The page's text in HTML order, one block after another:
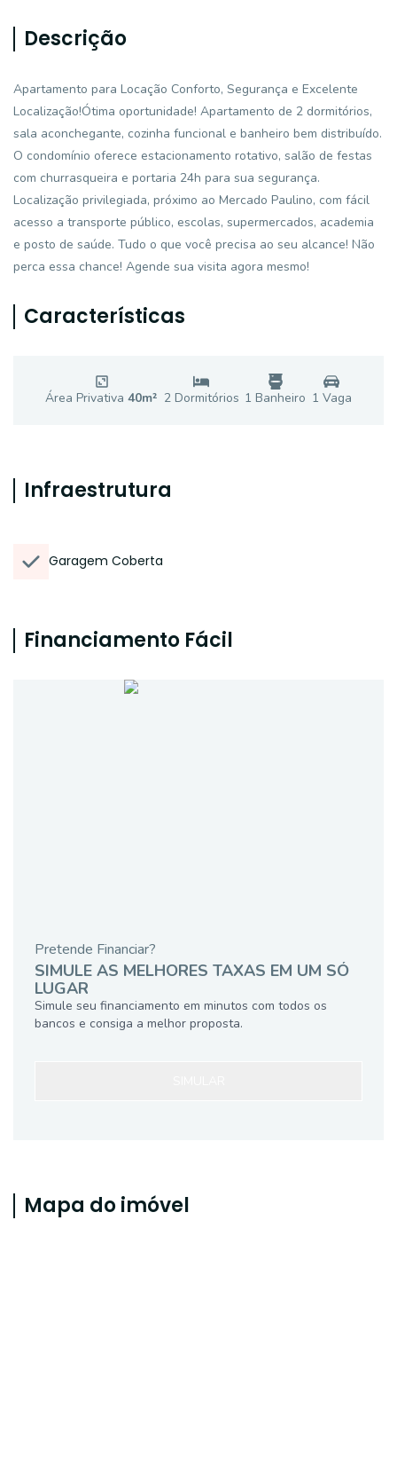
Descrição
Apartamento para Locação Conforto, Segurança e Excelente
Localização!Ótima oportunidade! Apartamento de 2 dormitórios,
sala aconchegante, cozinha funcional e banheiro bem distribuído.
O condomínio oferece estacionamento rotativo, salão de festas
com churrasqueira e portaria 24h para sua segurança.
Localização privilegiada, próximo ao Mercado Paulino, com fácil
acesso a transporte público, escolas, supermercados, academia
e posto de saúde. Tudo o que você precisa ao seu alcance! Não
perca essa chance! Agende sua visita agora mesmo!
Características
Área Privativa40m² 2Dormitórios 1 Banheiro 1 Vaga
Infraestrutura
Garagem Coberta
Financiamento Fácil
Pretende Financiar?
SIMULE AS MELHORES TAXAS EM UM SÓ
LUGAR
Simule seu financiamento em minutos com todos os
bancos e consiga a melhor proposta.
Mapa do imóvel